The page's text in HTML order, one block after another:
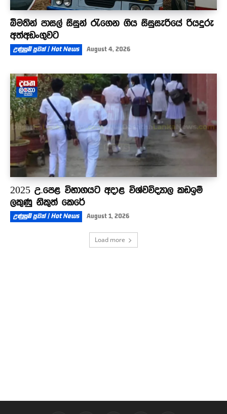
බීමතින් පාසල් සිසුන් රැගෙන ගිය සිසුසැරියේ රියදුරු
අත්අඩංගුවට
උණුසුම් පුවත් | Hot News August 4, 2026
2025 උ.පෙළ විභාගයට අදාළ විශ්වවිද්‍යාල කඩඉම්
ලකුණු නිකුත් කෙරේ
උණුසුම් පුවත් | Hot News August 1, 2026
Load more